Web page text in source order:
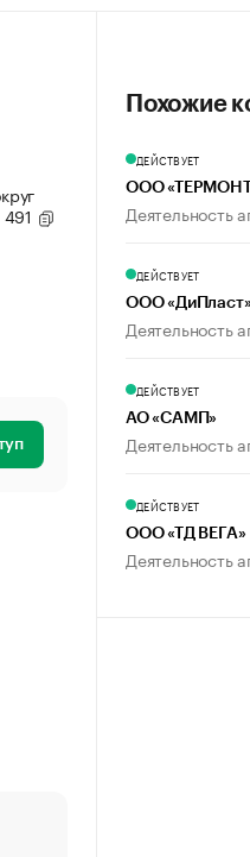
Похожие
ДЕЙСТВУЕТ
ООО
Деятельность
ДЕЙСТВУЕТ
ООО «ДиПласт»
Деятельность
ДЕЙСТВУЕТ
АО «САМП»
Деятельность
ДЕЙСТВУЕТ
ООО «ТД ВЕГА»
Деятельность